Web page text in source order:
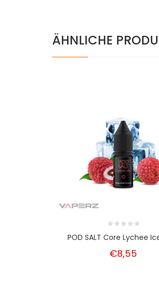
ÄHNLICHE
POD SALT Core Lychee
€8,55